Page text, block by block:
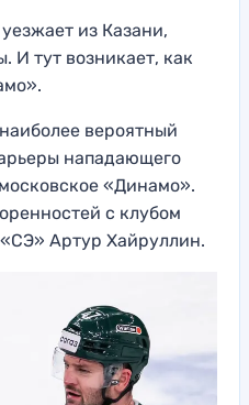
из Казани,
И тут возникает, как
вероятный
нападающего
«Динамо».
с клубом
Артур Хайруллин.